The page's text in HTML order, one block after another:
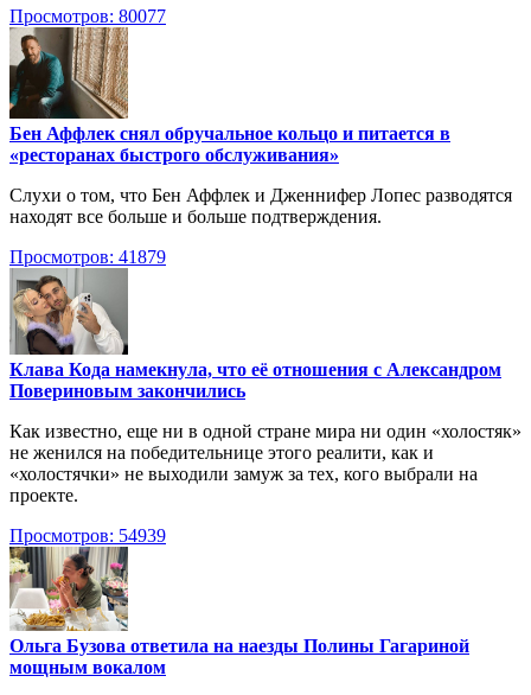
Просмотров: 80077
Бен Аффлек снял обручальное кольцо и питается в
«ресторанах быстрого обслуживания»
Слухи о том, что Бен Аффлек и Дженнифер Лопес разводятся
находят все больше и больше подтверждения.
Просмотров: 41879
Клава Кода намекнула, что её отношения с Александром
Повериновым закончились
Как известно, еще ни в одной стране мира ни один «холостяк»
не женился на победительнице этого реалити, как и
«холостячки» не выходили замуж за тех, кого выбрали на
проекте.
Просмотров: 54939
Ольга Бузова ответила на наезды Полины Гагариной
мощным вокалом